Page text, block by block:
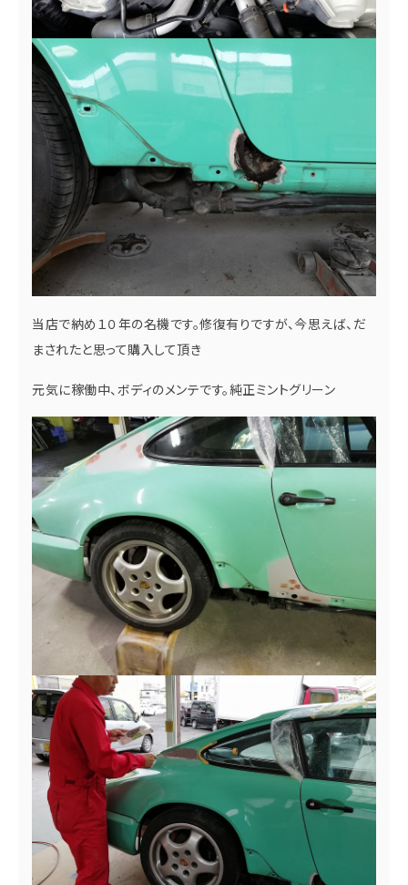
当店で納め１０年の名機です。修復有りですが、今思えば、だ
まされたと思って購入して頂き
元気に稼働中、ボディのメンテです。純正ミントグリーン